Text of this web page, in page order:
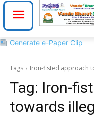
Generate e-Paper Clip
Tags Iron-fisted approach
Tag: Iron-
towards